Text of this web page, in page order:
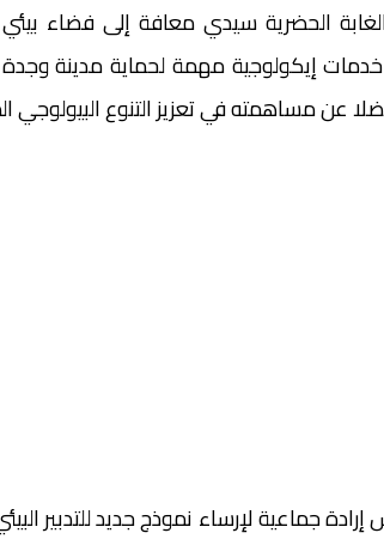
الحضرية سيدي معافة إلى فضاء
إيكولوجية مهمة لحماية مدينة وجدة من
فضلا عن مساهمته في تعزيز التنوع البيولوجي
جماعية لإرساء نموذج جديد للتدبير البيئي